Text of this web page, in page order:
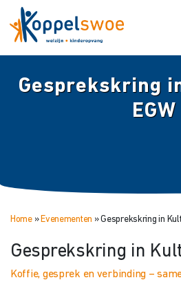
Gesprekskring
EGW
Home» Evenementen »Gesprekskring in
Gesprekskring in
Koffie, gesprek en verbinding –